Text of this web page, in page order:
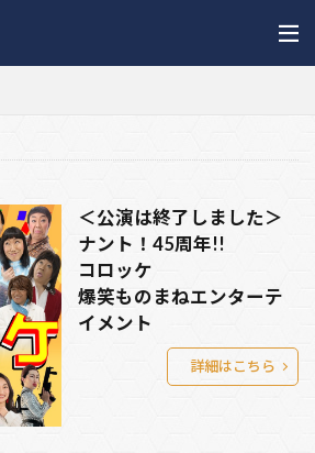
＜公演は終了しました＞
ナント！45周年!!
コロッケ
爆笑ものまねエンターテ
イメント
詳細はこちら